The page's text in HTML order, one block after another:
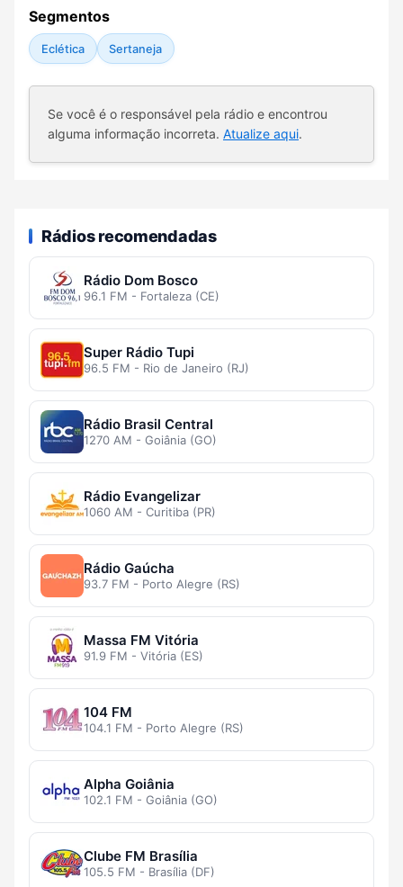
Segmentos
Eclética Sertaneja
Se você é o responsável pela rádio e encontrou
alguma informação incorreta. Atualize aqui.
Rádios recomendadas
Rádio Dom Bosco
96.1 FM - Fortaleza (CE)
Super Rádio Tupi
96.5 FM - Rio de Janeiro (RJ)
Rádio Brasil Central
1270 AM - Goiânia (GO)
Rádio Evangelizar
1060 AM - Curitiba (PR)
Rádio Gaúcha
93.7 FM - Porto Alegre (RS)
Massa FM Vitória
91.9 FM - Vitória (ES)
104 FM
104.1 FM - Porto Alegre (RS)
Alpha Goiânia
102.1 FM - Goiânia (GO)
Clube FM Brasília
105.5 FM - Brasília (DF)